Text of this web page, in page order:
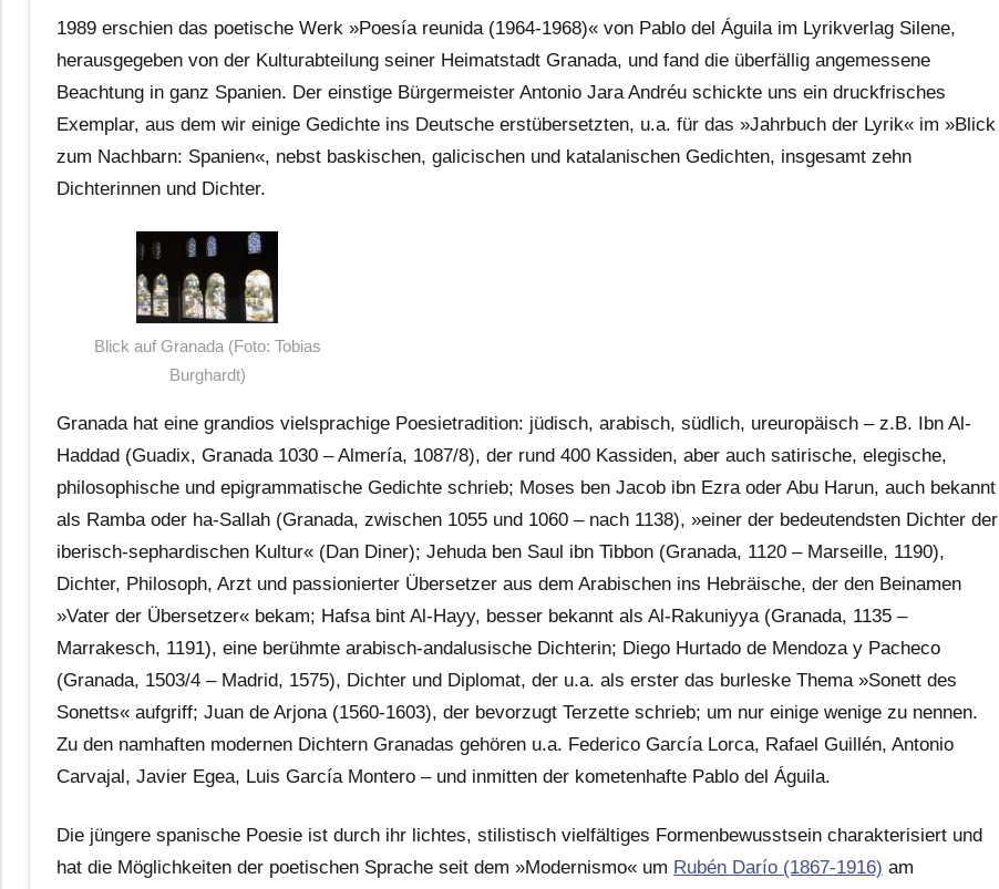
1989 erschien das poetische Werk »Poesía reunida (1964-1968)« von Pablo del Águila im Lyrikverlag Silene,
herausgegeben von der Kulturabteilung seiner Heimatstadt Granada, und fand die überfällig angemessene
Beachtung in ganz Spanien. Der einstige Bürgermeister Antonio Jara Andréu schickte uns ein druckfrisches
Exemplar, aus dem wir einige Gedichte ins Deutsche erstübersetzten, u.a. für das »Jahrbuch der Lyrik« im »Blick
zum Nachbarn: Spanien«, nebst baskischen, galicischen und katalanischen Gedichten, insgesamt zehn
Dichterinnen und Dichter.
Blick auf Granada (Foto: Tobias
Burghardt)
Granada hat eine grandios vielsprachige Poesietradition: jüdisch, arabisch, südlich, ureuropäisch – z.B. Ibn Al-
Haddad (Guadix, Granada 1030 – Almería, 1087/8), der rund 400 Kassiden, aber auch satirische, elegische,
philosophische und epigrammatische Gedichte schrieb; Moses ben Jacob ibn Ezra oder Abu Harun, auch bekannt
als Ramba oder ha-Sallah (Granada, zwischen 1055 und 1060 – nach 1138), »einer der bedeutendsten Dichter der
iberisch-sephardischen Kultur« (Dan Diner); Jehuda ben Saul ibn Tibbon (Granada, 1120 – Marseille, 1190),
Dichter, Philosoph, Arzt und passionierter Übersetzer aus dem Arabischen ins Hebräische, der den Beinamen
»Vater der Übersetzer« bekam; Hafsa bint Al-Hayy, besser bekannt als Al-Rakuniyya (Granada, 1135 –
Marrakesch, 1191), eine berühmte arabisch-andalusische Dichterin; Diego Hurtado de Mendoza y Pacheco
(Granada, 1503/4 – Madrid, 1575), Dichter und Diplomat, der u.a. als erster das burleske Thema »Sonett des
Sonetts« aufgriff; Juan de Arjona (1560-1603), der bevorzugt Terzette schrieb; um nur einige wenige zu nennen.
Zu den namhaften modernen Dichtern Granadas gehören u.a. Federico García Lorca, Rafael Guillén, Antonio
Carvajal, Javier Egea, Luis García Montero – und inmitten der kometenhafte Pablo del Águila.
Die jüngere spanische Poesie ist durch ihr lichtes, stilistisch vielfältiges Formenbewusstsein charakterisiert und
hat die Möglichkeiten der poetischen Sprache seit dem »Modernismo« um Rubén Darío (1867-1916) am